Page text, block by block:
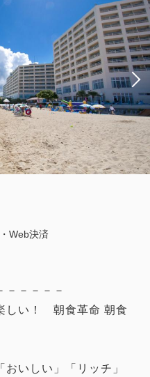
Web決済
－－－－－
しい！ 朝食革命 朝食
いしい」「リッチ」